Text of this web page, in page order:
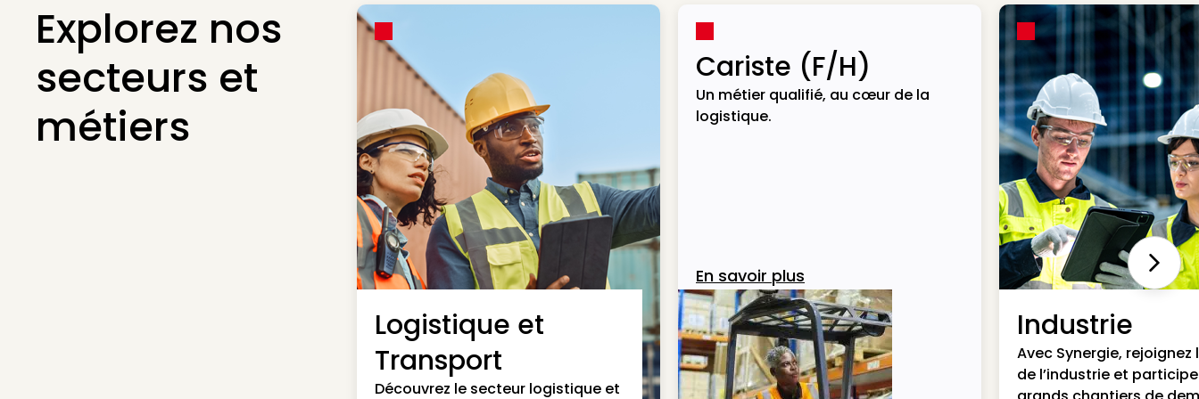
Explorez nos
secteurs et
métiers
Logistique et
Transport
Découvrez le secteur logistique et
Cariste (F/H)
Un métier qualifié, au cœur de la
logistique.
En savoir plus
Industrie
Avec Synergie, rejoignez
de l’industrie et
Next